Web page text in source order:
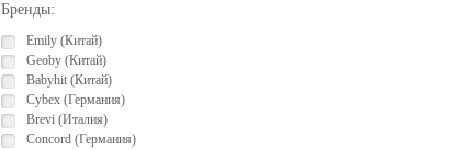
Бренды:
Emily (Китай)
Geoby (Китай)
Babyhit (Китай)
Cybex (Германия)
Brevi (Италия)
Concord (Германия)